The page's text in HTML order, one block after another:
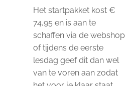
Het startpakket kost €
74,95 en is aan te
schaffen via de webshop
of tijdens de eerste
lesdag geef dit dan wel
van te voren aan zodat